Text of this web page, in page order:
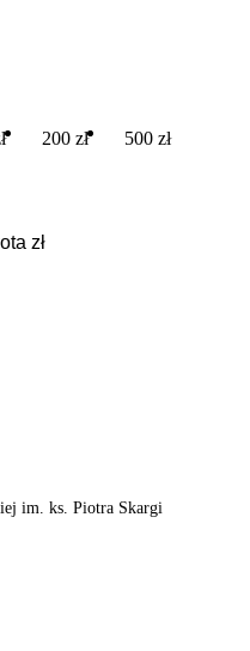
200 zł 500 zł
im. ks. Piotra Skargi